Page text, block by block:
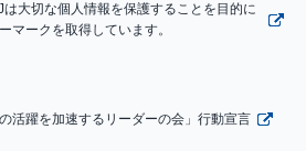
は大切な個人情報を保護することを目的に
マークを取得しています。
の活躍を加速するリーダーの会」行動宣言